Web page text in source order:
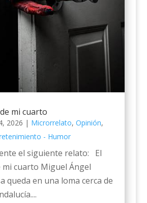
mi cuarto
2026 | Microrrelato, Opinión,
- Humor
el siguiente relato: El
cuarto Miguel Ángel
queda en una loma cerca de